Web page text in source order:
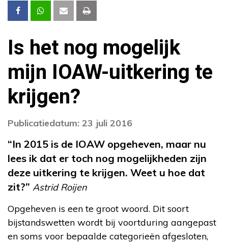
Is het nog mogelijk
mijn IOAW-uitkering te
krijgen?
Publicatiedatum: 23 juli 2016
“In 2015 is de IOAW opgeheven, maar nu
lees ik dat er toch nog mogelijkheden zijn
deze uitkering te krijgen. Weet u hoe dat
zit?” Astrid Roijen
Opgeheven is een te groot woord. Dit soort
bijstandswetten wordt bij voortduring aangepast
en soms voor bepaalde categorieën afgesloten,